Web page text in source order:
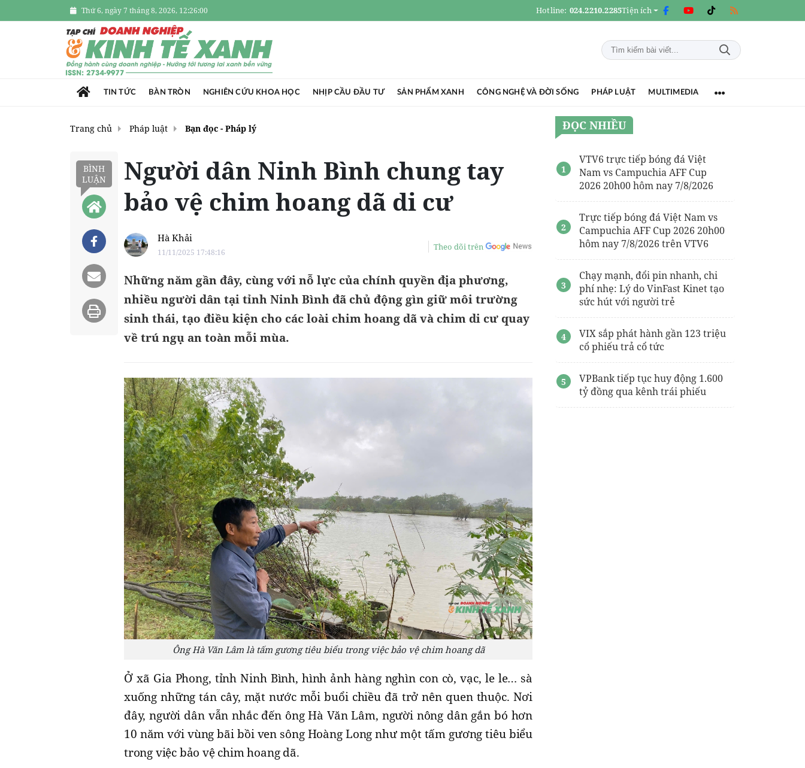
Thứ 6, ngày 7 tháng 8, 2026, 12:26:01 Hotline: 024.2210.2285Tiện ích
TIN TỨC BÀN TRÒN NGHIÊN CỨU KHOA HỌC NHỊP CẦU ĐẦU TƯ SẢN PHẨM XANH CÔNG NGHỆ VÀ ĐỜI SỐNG PHÁP LUẬT MULTIMEDIA
Trang chủ Pháp luật Bạn đọc - Pháp lý
BÌNH
LUẬN
Người dân Ninh Bình chung tay
bảo vệ chim hoang dã di cư
Hà Khải
11/11/2025 17:48:16
Theo dõi trên
Những năm gần đây, cùng với nỗ lực của chính quyền địa phương,
nhiều người dân tại tỉnh Ninh Bình đã chủ động gìn giữ môi trường
sinh thái, tạo điều kiện cho các loài chim hoang dã và chim di cư quay
về trú ngụ an toàn mỗi mùa.
Ông Hà Văn Lâm là tấm gương tiêu biểu trong việc bảo vệ chim hoang dã
Ở xã Gia Phong, tỉnh Ninh Bình, hình ảnh hàng nghìn con cò, vạc, le le… sà
xuống những tán cây, mặt nước mỗi buổi chiều đã trở nên quen thuộc. Nơi
đây, người dân vẫn nhắc đến ông Hà Văn Lâm, người nông dân gắn bó hơn
10 năm với vùng bãi bồi ven sông Hoàng Long như một tấm gương tiêu biểu
trong việc bảo vệ chim hoang dã.
ĐỌC NHIỀU
VTV6 trực tiếp bóng đá Việt
Nam vs Campuchia AFF Cup
2026 20h00 hôm nay 7/8/2026
Trực tiếp bóng đá Việt Nam vs
Campuchia AFF Cup 2026 20h00
hôm nay 7/8/2026 trên VTV6
Chạy mạnh, đổi pin nhanh, chi
phí nhẹ: Lý do VinFast Kinet tạo
sức hút với người trẻ
VIX sắp phát hành gần 123 triệu
cổ phiếu trả cổ tức
VPBank tiếp tục huy động 1.600
tỷ đồng qua kênh trái phiếu